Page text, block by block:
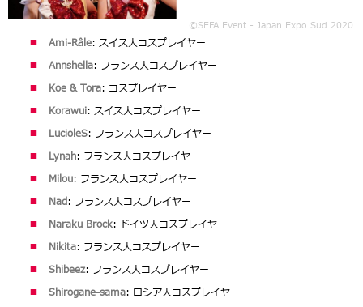
©SEFA Event - Japan Expo Sud 2020
Ami-Râle: スイス人コスプレイヤー
Annshella: フランス人コスプレイヤー
Koe & Tora: コスプレイヤー
Korawui: スイス人コスプレイヤー
LucioleS: フランス人コスプレイヤー
Lynah: フランス人コスプレイヤー
Milou: フランス人コスプレイヤー
Nad: フランス人コスプレイヤー
Naraku Brock: ドイツ人コスプレイヤー
Nikita: フランス人コスプレイヤー
Shibeez: フランス人コスプレイヤー
Shirogane-sama: ロシア人コスプレイヤー